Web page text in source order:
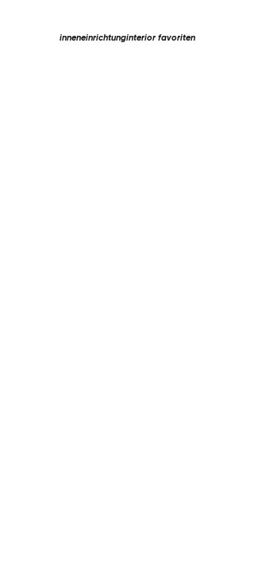
inneneinrichtunginterior favoriten